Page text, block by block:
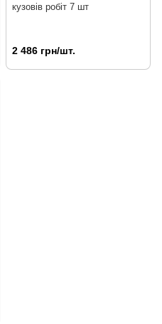
кузовів робіт 7 шт
2 486 грн/шт.